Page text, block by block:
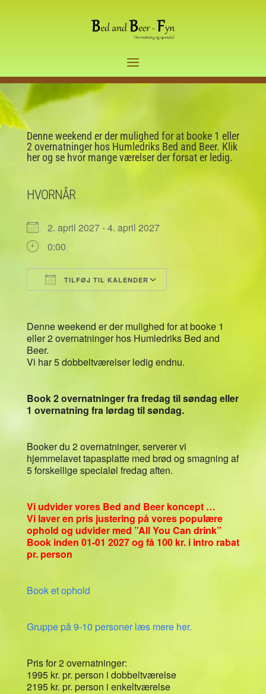
Denne weekend er der mulighed for at booke 1 eller
2 overnatninger hos Humledriks Bed and Beer. Klik
her og se hvor mange værelser der forsat er ledig.
HVORNÅR
2. april 2027 - 4. april 2027
0:00
TILFØJ TIL KALENDER
Denne weekend er der mulighed for at booke 1
eller 2 overnatninger hos Humledriks Bed and
Beer.
Vi har 5 dobbeltværelser ledig endnu.
Book 2 overnatninger fra fredag til søndag eller
1 overnatning fra lørdag til søndag.
Booker du 2 overnatninger, serverer vi
hjemmelavet tapasplatte med brød og smagning af
5 forskellige specialøl fredag aften.
Vi udvider vores Bed and Beer koncept …
Vi laver en pris justering på vores populære
ophold og udvider med ”All You Can drink”
Book inden 01-01 2027 og få 100 kr. i intro rabat
pr. person
Book et ophold
Gruppe på 9-10 personer læs mere her.
Pris for 2 overnatninger:
1995 kr. pr. person i dobbeltværelse
2195 kr. pr. person i enkeltværelse